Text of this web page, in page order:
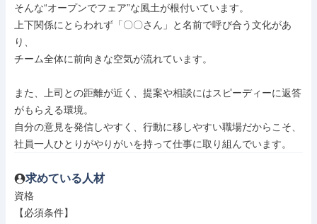
そんな“オープンでフェア”な風土が根付いています。
上下関係にとらわれず「〇〇さん」と名前で呼び合う文化があ
り、
チーム全体に前向きな空気が流れています。
また、上司との距離が近く、提案や相談にはスピーディーに返答
がもらえる環境。
自分の意見を発信しやすく、行動に移しやすい職場だからこそ、
社員一人ひとりがやりがいを持って仕事に取り組んでいます。
求めている人材
資格
【必須条件】